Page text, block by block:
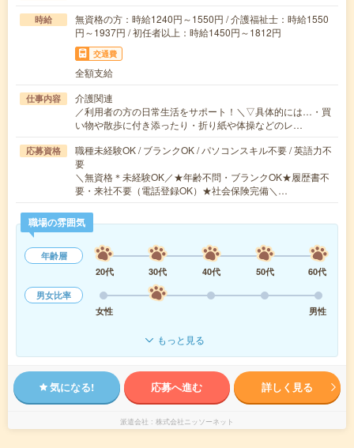
時給
無資格の方：時給1240円～1550円 / 介護福祉士：時給1550
円～1937円 / 初任者以上：時給1450円～1812円
交通費
全額支給
仕事内容
介護関連
／利用者の方の日常生活をサポート！＼▽具体的には…・買
い物や散歩に付き添ったり・折り紙や体操などのレ…
応募資格
職種未経験OK / ブランクOK / パソコンスキル不要 / 英語力不
要
＼無資格＊未経験OK／★年齢不問・ブランクOK★履歴書不
要・来社不要（電話登録OK）★社会保険完備＼…
職場の雰囲気
年齢層
20代
30代 40代 50代
60代
男女比率
女性
男性
もっと見る
気になる! 応募へ進む 詳しく見る
派遣会社 株式会社ニッソーネット